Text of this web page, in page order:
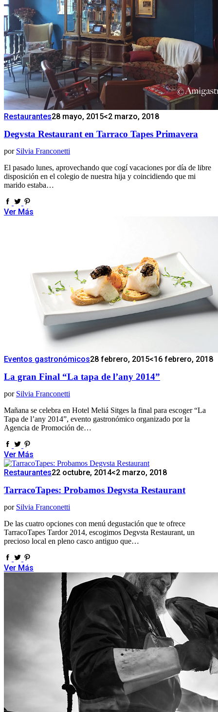
Restaurantes28 mayo, 2015<2 marzo, 2018
Degvsta Restaurant en Tarraco Tapes Primavera
por Silvia Franconetti
El pasado lunes, aprovechando que cogí vacaciones por día de libre
disposición en el colegio de nuestra hija y coincidiendo que mi
marido estaba…
Ver Más
Eventos gastronómicos28 febrero, 2015<16 febrero, 2018
La gran Final “La tapa de l’any 2014”
por Silvia Franconetti
Mañana se celebra en Hotel Meliá Sitges la final para escoger “La
Tapa de l’any 2014”, evento gastronómico organizado por la
Agencia de Promoción de…
Ver Más
Restaurantes22 octubre, 2014<2 marzo, 2018
TarracoTapes: Probamos Degvsta Restaurant
por Silvia Franconetti
De las cuatro opciones con menú degustación que te ofrece
TarracoTapes Tardor 2014, escogimos Degvsta Restaurant, un
precioso local en pleno casco antiguo que…
Ver Más